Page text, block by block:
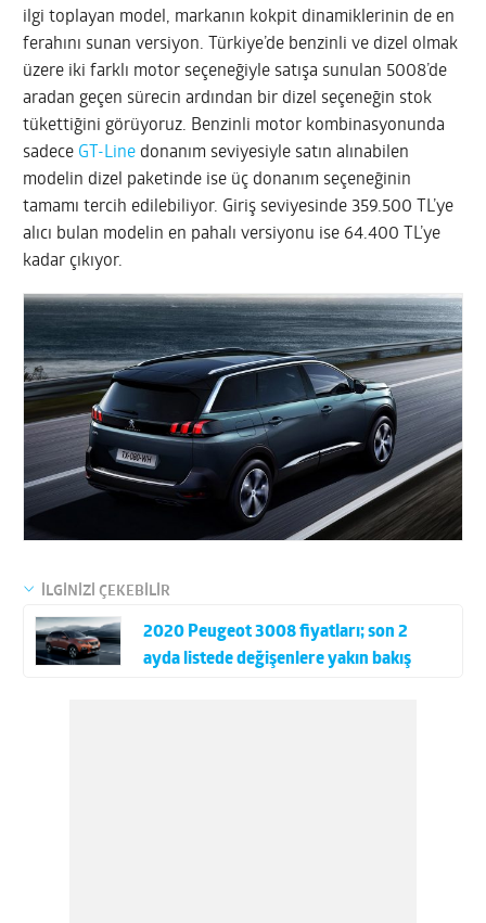
ilgi toplayan model, markanın kokpit dinamiklerinin de en
ferahını sunan versiyon. Türkiye’de benzinli ve dizel olmak
üzere iki farklı motor seçeneğiyle satışa sunulan 5008’de
aradan geçen sürecin ardından bir dizel seçeneğin stok
tükettiğini görüyoruz. Benzinli motor kombinasyonunda
sadece GT-Line donanım seviyesiyle satın alınabilen
modelin dizel paketinde ise üç donanım seçeneğinin
tamamı tercih edilebiliyor. Giriş seviyesinde 359.500 TL’ye
alıcı bulan modelin en pahalı versiyonu ise 64.400 TL’ye
kadar çıkıyor.
İLGİNİZİ ÇEKEBİLİR
2020 Peugeot 3008 fiyatları; son 2
ayda listede değişenlere yakın bakış